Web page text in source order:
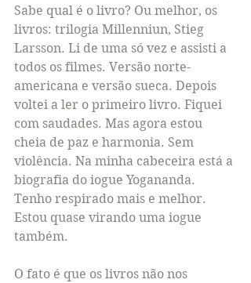
Sabe qual é o livro? Ou melhor, os
livros: trilogia Millenniun, Stieg
Larsson. Li de uma só vez e assisti a
todos os filmes. Versão norte-
americana e versão sueca. Depois
voltei a ler o primeiro livro. Fiquei
com saudades. Mas agora estou
cheia de paz e harmonia. Sem
violência. Na minha cabeceira está a
biografia do iogue Yogananda.
Tenho respirado mais e melhor.
Estou quase virando uma iogue
também.
O fato é que os livros não nos